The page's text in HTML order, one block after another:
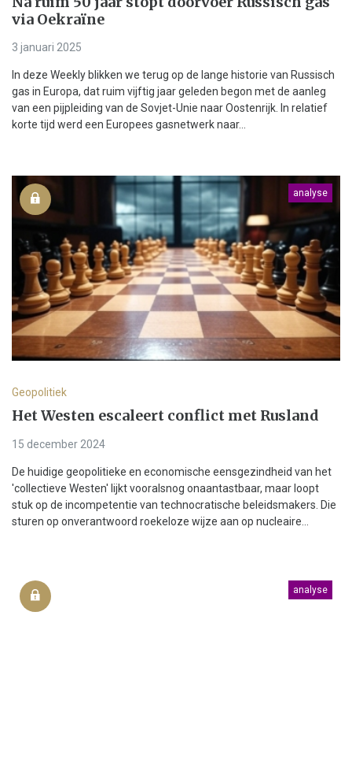
via Oekraïne
3 januari 2025
In deze Weekly blikken we terug op de lange historie van Russisch
gas in Europa, dat ruim vijftig jaar geleden begon met de aanleg
van een pijpleiding van de Sovjet-Unie naar Oostenrijk. In relatief
korte tijd werd een Europees gasnetwerk naar...
analyse
Geopolitiek
Het Westen escaleert conflict met Rusland
15 december 2024
De huidige geopolitieke en economische eensgezindheid van het
'collectieve Westen' lijkt vooralsnog onaantastbaar, maar loopt
stuk op de incompetentie van technocratische beleidsmakers. Die
sturen op onverantwoord roekeloze wijze aan op nucleaire...
analyse